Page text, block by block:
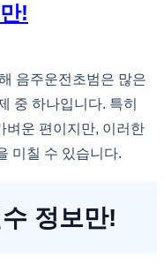
!
음주운전초범은 많은
중 하나입니다. 특히
벼운 편이지만, 이러한
미칠 수 있습니다.
정보만!